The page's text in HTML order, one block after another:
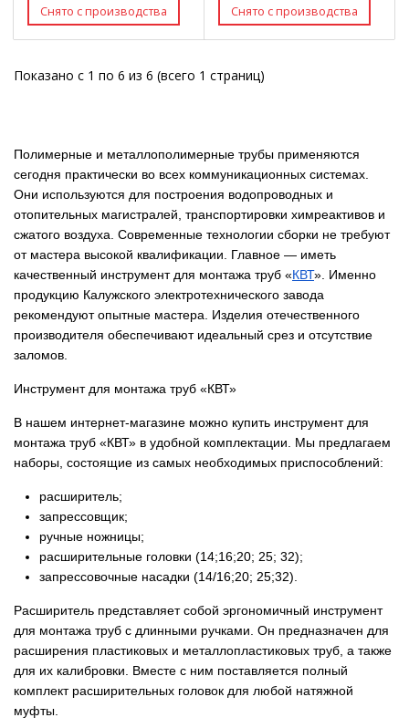
Показано с 1 по 6 из 6 (всего 1 страниц)
Полимерные и металлополимерные трубы применяются
сегодня практически во всех коммуникационных системах.
Они используются для построения водопроводных и
отопительных магистралей, транспортировки химреактивов и
сжатого воздуха. Современные технологии сборки не требуют
от мастера высокой квалификации. Главное — иметь
качественный инструмент для монтажа труб «КВТ». Именно
продукцию Калужского электротехнического завода
рекомендуют опытные мастера. Изделия отечественного
производителя обеспечивают идеальный срез и отсутствие
заломов.
Инструмент для монтажа труб «КВТ»
В нашем интернет-магазине можно купить инструмент для
монтажа труб «КВТ» в удобной комплектации. Мы предлагаем
наборы, состоящие из самых необходимых приспособлений:
расширитель;
запрессовщик;
ручные ножницы;
расширительные головки (14;16;20; 25; 32);
запрессовочные насадки (14/16;20; 25;32).
Расширитель представляет собой эргономичный инструмент
для монтажа труб с длинными ручками. Он предназначен для
расширения пластиковых и металлопластиковых труб, а также
для их калибровки. Вместе с ним поставляется полный
комплект расширительных головок для любой натяжной
муфты.